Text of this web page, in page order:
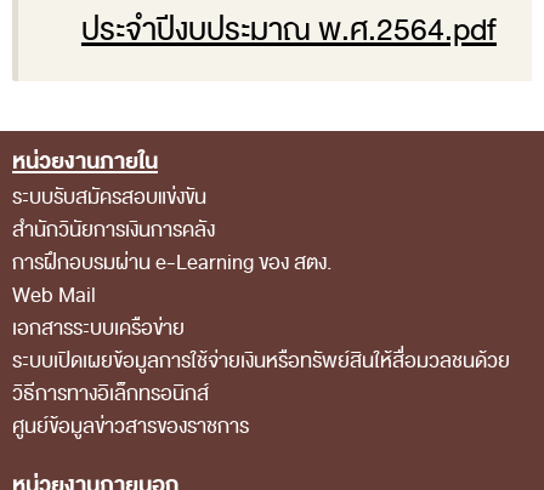
หน้าที่และอำนาจ
ภาพรวม
ส่วนกลาง
ส่วนภูมิภาค
คณะกรรมการตรวจสอบของสำนักงานการตรวจเงิน
แผ่นดิน
โครงสร้างคณะกรรมการตรวจสอบ
เอกสารที่เกี่ยวข้องกับคณะกรรมการตรวจสอบ
คณะกรรมการมาตรฐานจริยธรรมของเจ้าหน้าที่และ
บุคลากรอื่น
ประจำปีงบประมาณ พ.ศ.2564.pdf
Footer Menu
หน่วยงานภายใน
ระบบรับสมัครสอบแข่งขัน
สำนักวินัยการเงินการคลัง
การฝึกอบรมผ่าน e-Learning ของ สตง.
Web Mail
เอกสารระบบเครือข่าย
ระบบเปิดเผยข้อมูลการใช้จ่ายเงินหรือทรัพย์สินให้สื่อมวลชนด้วย
วิธีการทางอิเล็กทรอนิกส์
ศูนย์ข้อมูลข่าวสารของราชการ